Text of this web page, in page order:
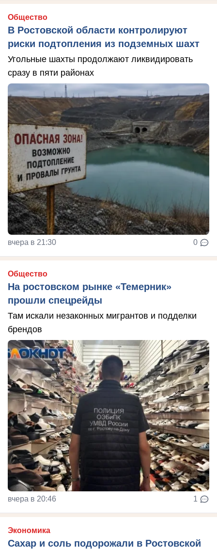
Общество
В Ростовской области контролируют
риски подтопления из подземных шахт
Угольные шахты продолжают ликвидировать
сразу в пяти районах
вчера в 21:30 0
Общество
На ростовском рынке «Темерник»
прошли спецрейды
Там искали незаконных мигрантов и подделки
брендов
вчера в 20:46 1
Экономика
Сахар и соль подорожали в Ростовской